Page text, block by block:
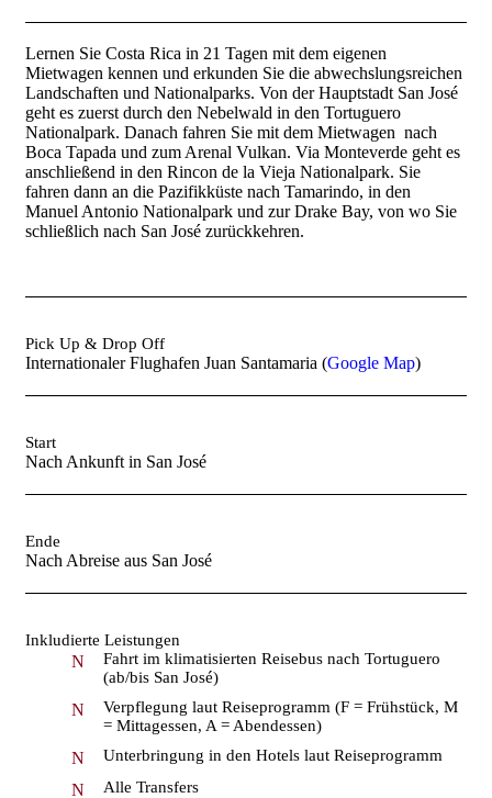
Lernen Sie Costa Rica in 21 Tagen mit dem eigenen
Mietwagen kennen und erkunden Sie die abwechslungsreichen
Landschaften und Nationalparks. Von der Hauptstadt San José
geht es zuerst durch den Nebelwald in den Tortuguero
Nationalpark. Danach fahren Sie mit dem Mietwagen nach
Boca Tapada und zum Arenal Vulkan. Via Monteverde geht es
anschließend in den Rincon de la Vieja Nationalpark. Sie
fahren dann an die Pazifikküste nach Tamarindo, in den
Manuel Antonio Nationalpark und zur Drake Bay, von wo Sie
schließlich nach San José zurückkehren.
Pick Up & Drop Off
Internationaler Flughafen Juan Santamaria (Google Map)
Start
Nach Ankunft in San José
Ende
Nach Abreise aus San José
Inkludierte Leistungen
Fahrt im klimatisierten Reisebus nach Tortuguero
(ab/bis San José)
Verpflegung laut Reiseprogramm (F = Frühstück, M
= Mittagessen, A = Abendessen)
Unterbringung in den Hotels laut Reiseprogramm
Alle Transfers